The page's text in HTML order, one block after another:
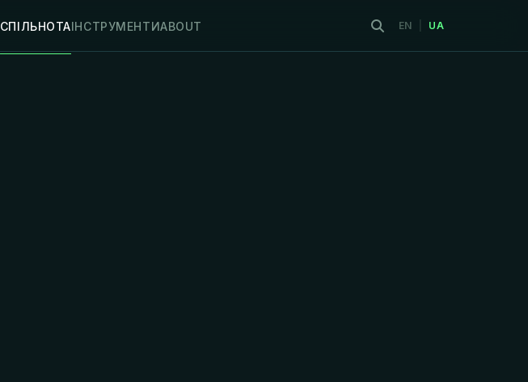
СПІЛЬНОТАІНСТРУМЕНТИABOUT EN UA